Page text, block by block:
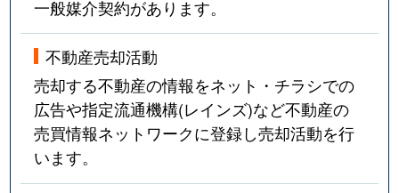
一般媒介契約があります。
不動産売却活動
売却する不動産の情報をネット・チラシでの
広告や指定流通機構(レインズ)など不動産の
売買情報ネットワークに登録し売却活動を行
います。